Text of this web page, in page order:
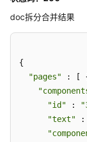
doc拆分合并结果
{
"pages" : [
"id" :
"text" :